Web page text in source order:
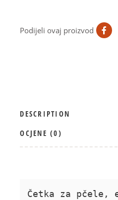
Podijeli ovaj proizvod
DESCRIPTION
OCJENE (0)
Četka za pčele,